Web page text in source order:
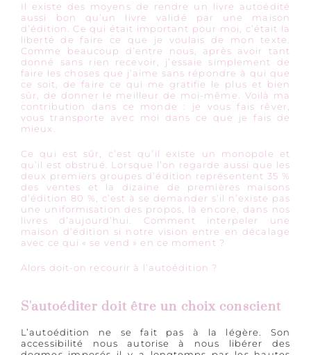
Il existe des moyens de rendre un livre autoédité
aussi bon qu’un livre validé par une maison
d’édition. Ce qui était important pour moi, c’était la
liberté de faire ce que je voulais de mon texte.
Comme beaucoup d’entre nous, après avoir tant
donné sans rien recevoir, j’essaie simplement de
faire les choses que j’aime sans répondre à qui que
ce soit, de faire ce qui me gratifie le plus et bien
sûr, de donner le meilleur de moi-même. Voilà ma
contribution dans ce monde : je vous fais rêver,
vous transporte avec moi dans ce que je fais de
mieux.
Ce qui est sûr, c’est qu’il existe un monopole et
qu’il est obstrué. Lorsque l’on regarde aussi que les
deux premiers groupes d’édition représentent 35 %
des ventes et la dizaine de premières maisons
d’édition 80 %, c’est à se demander s’il n’existe pas
une uniformisation des propos, là encore, dans nos
livres d’aujourd’hui. Comment interpeler une
maison d’édition si notre vision entre en décalage
avec ce qui « se vend » en ce moment ?
Alors doit-on recourir à l’autoédition ?
S'autoéditer doit être un choix conscient
L’autoédition ne se fait pas à la légère. Son
accessibilité nous autorise à nous libérer des